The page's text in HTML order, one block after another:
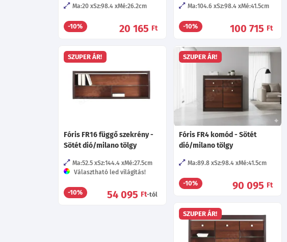
Ma:20 Sz:98.4 Mé:26.2cm
-10% 20 165 Ft
Ma:104.6 Sz:98.4 Mé:41.5cm
-10% 100 715 Ft
SZUPER ÁR!
Fóris FR16 függő szekrény -
Sötét dió/milano tölgy
Ma:52.5 Sz:144.4 Mé:27.5cm
Választható led világítás!
-10% 54 095 Ft-tól
SZUPER ÁR!
Fóris FR4 komód - Sötét
dió/milano tölgy
Ma:89.8 Sz:98.4 Mé:41.5cm
-10% 90 095 Ft
SZUPER ÁR!